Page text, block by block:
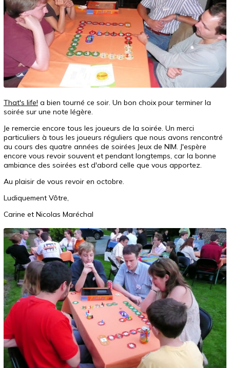
That's life! a bien tourné ce soir. Un bon choix pour terminer la
soirée sur une note légère.
Je remercie encore tous les joueurs de la soirée. Un merci
particuliers à tous les joueurs réguliers que nous avons rencontré
au cours des quatre années de soirées Jeux de NIM. J'espère
encore vous revoir souvent et pendant longtemps, car la bonne
ambiance des soirées est d'abord celle que vous apportez.
Au plaisir de vous revoir en octobre.
Ludiquement Vôtre,
Carine et Nicolas Maréchal